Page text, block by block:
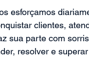
esforçamos
clientes,
sua parte com
resolver e